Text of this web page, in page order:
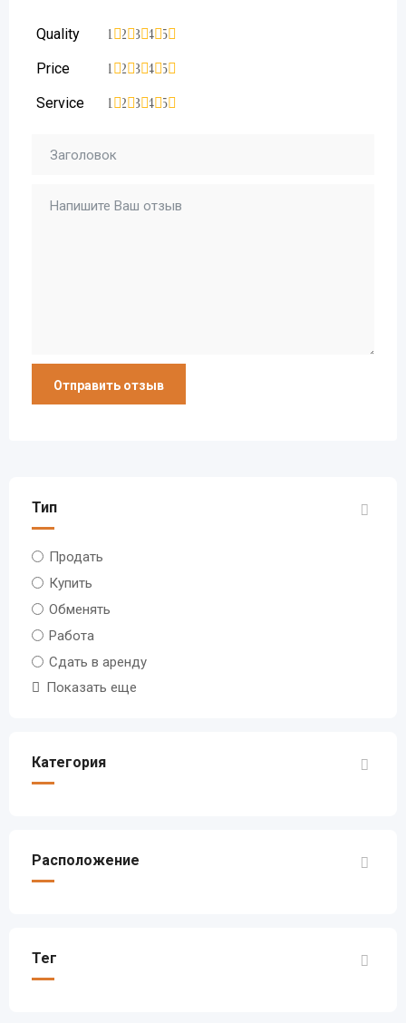
Quality 5
4
3
2
1
Price 5
4
3
2
1
Service 5
4
3
2
1
Тип
Продать
Купить
Обменять
Работа
Сдать в аренду
Показать еще
Категория
Расположение
Тег